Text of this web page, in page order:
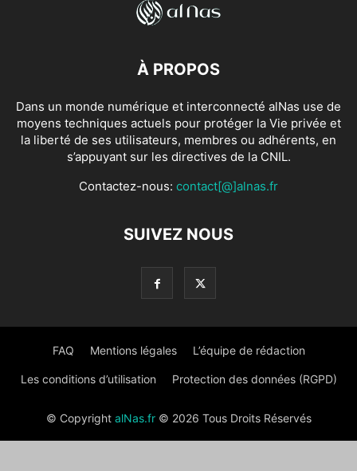
À PROPOS
Dans un monde numérique et interconnecté alNas use de
moyens techniques actuels pour protéger la Vie privée et
la liberté de ses utilisateurs, membres ou adhérents, en
s’appuyant sur les directives de la CNIL.
Contactez-nous: contact[@]alnas.fr
SUIVEZ NOUS
FAQ Mentions légales L’équipe de rédaction
Les conditions d’utilisation Protection des données (RGPD)
© Copyright alNas.fr© 2026 Tous Droits Réservés